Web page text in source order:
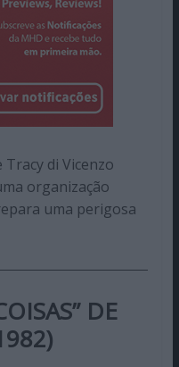
Tracy di Vicenzo
organização
uma perigosa
DE